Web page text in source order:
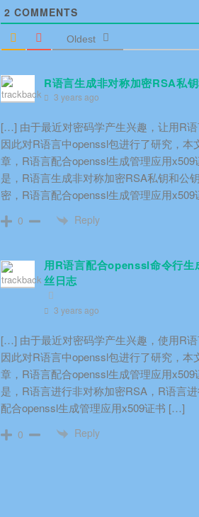
2 COMMENTS
Oldest
R语言生成非对称加密RSA私
3 years ago
[…] 由于最近对密码学产生兴趣，让用R语
因此对R语言中openssl包进行了研究，本
章，R语言配合openssl生成管理应用
是，R语言生成非对称加密RSA私钥和公
密，R语言配合openssl生成管理应用
0 Reply
用R语言配合openssl命令行生
丝日志
3 years ago
[…] 由于最近对密码学产生兴趣，使用R语
因此对R语言中openssl包进行了研究，本
章，R语言配合openssl生成管理应用
是，R语言进行非对称加密RSA，R语言
配合openssl生成管理应用x509证书 […]
0 Reply